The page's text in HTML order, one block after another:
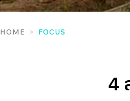
HOME FOCUS
4